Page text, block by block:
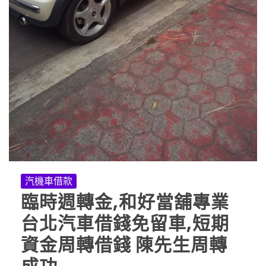
汽機車借款
臨時週轉金,和好當舖專業
台北汽車借錢免留車,短期
資金周轉借錢 陳先生周轉